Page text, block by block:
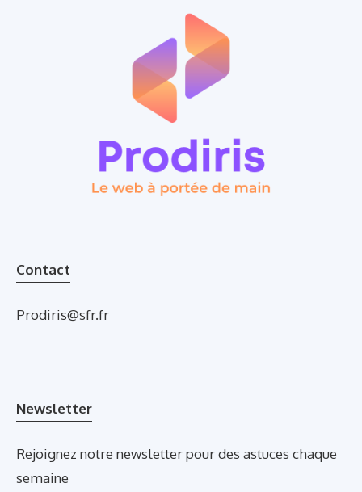
Contact
Prodiris@sfr.fr
Newsletter
Rejoignez notre newsletter pour des astuces chaque
semaine